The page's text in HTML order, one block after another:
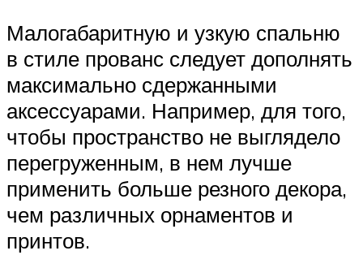
Малогабаритную и узкую спальню
в стиле прованс следует дополнять
максимально сдержанными
аксессуарами. Например, для того,
чтобы пространство не выглядело
перегруженным, в нем лучше
применить больше резного декора,
чем различных орнаментов и
принтов.